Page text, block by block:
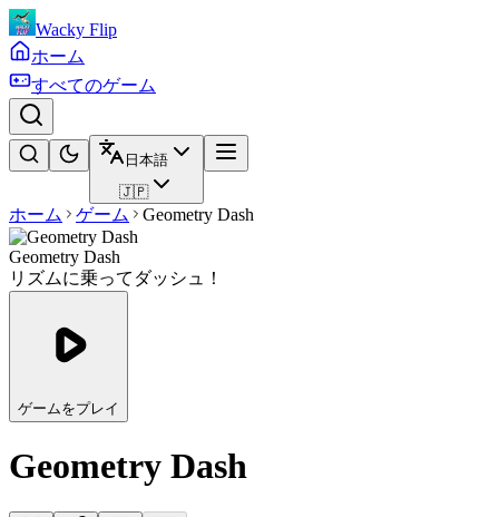
Wacky Flip
ホーム
すべてのゲーム
日本語
🇯🇵
ホーム ゲーム Geometry Dash
Geometry Dash
リズムに乗ってダッシュ！
ゲームをプレイ
Geometry Dash